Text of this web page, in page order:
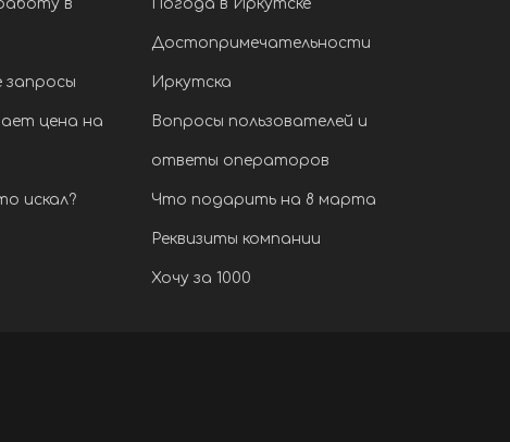
в
запросы
цена на
искал?
Погода в Иркутске
Достопримечательности
Иркутска
Вопросы пользователей и
ответы операторов
Что подарить на 8 марта
Реквизиты компании
Хочу за 1000